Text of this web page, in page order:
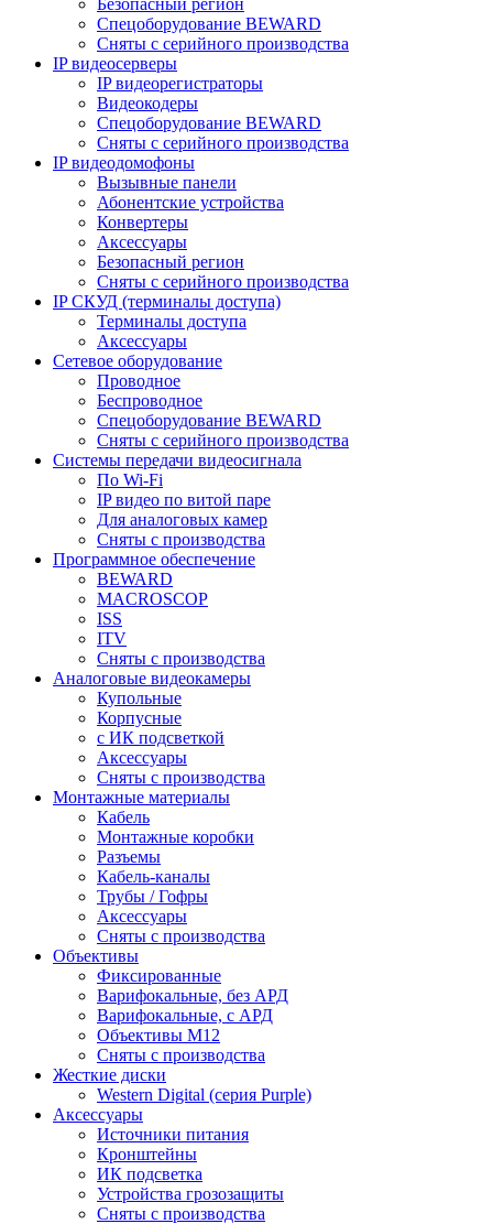
Спецоборудование BEWARD
Сняты с серийного производства
IP видеосерверы
IP видеорегистраторы
Видеокодеры
Спецоборудование BEWARD
Сняты с серийного производства
IP видеодомофоны
Вызывные панели
Абонентские устройства
Конвертеры
Аксессуары
Безопасный регион
Сняты с серийного производства
IP СКУД (терминалы доступа)
Терминалы доступа
Аксессуары
Сетевое оборудование
Проводное
Беспроводное
Спецоборудование BEWARD
Сняты с серийного производства
Системы передачи видеосигнала
По Wi-Fi
IP видео по витой паре
Для аналоговых камер
Сняты с производства
Программное обеспечение
BEWARD
MACROSCOP
ISS
ITV
Сняты с производства
Аналоговые видеокамеры
Купольные
Корпусные
c ИК подсветкой
Аксессуары
Сняты с производства
Монтажные материалы
Кабель
Монтажные коробки
Разъемы
Кабель-каналы
Трубы / Гофры
Аксессуары
Сняты с производства
Объективы
Фиксированные
Варифокальные, без АРД
Варифокальные, с АРД
Объективы M12
Сняты с производства
Жесткие диски
Western Digital (серия Purple)
Аксессуары
Источники питания
Кронштейны
ИК подсветка
Устройства грозозащиты
Сняты с производства